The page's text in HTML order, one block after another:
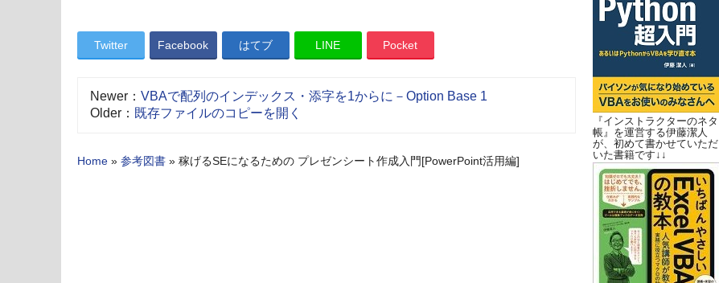
Twitter Facebook はてブ LINE Pocket
Newer： VBAで配列のインデックス・添字を1からに－Option Base 1
Older： 既存ファイルのコピーを開く
Home » 参考図書 » 稼げるSEになるための プレゼンシート作成入門[PowerPoint活用編]
『インストラクターのネタ
帳』を運営する伊藤潔人
が、初めて書かせていただ
いた書籍です↓↓